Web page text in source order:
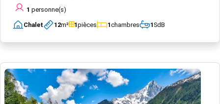
1 personne(s)
Chalet 12m² 1pièces 1chambres 1SdB